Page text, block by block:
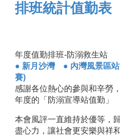
排班統計值勤表
年度值勤排班-防溺救生站
● 新月沙灣● 內灣風景區
賽)
感謝各位熱心的參與和辛勞
年度的「防溺宣導站值勤」
本會風評一直維持於優等，
盡心力，讓社會更安樂與祥